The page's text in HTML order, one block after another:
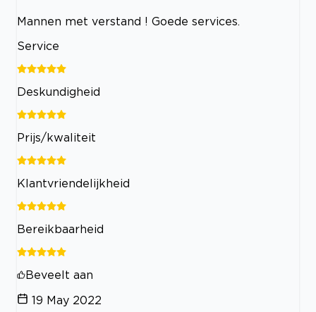
Mannen met verstand ! Goede services.
Service
Deskundigheid
Prijs/kwaliteit
Klantvriendelijkheid
Bereikbaarheid
Beveelt aan
19 May 2022